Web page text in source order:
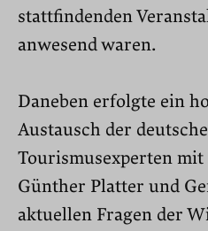
stattfindenden
anwesend waren.
Daneben erfolgte ein
Austausch der
Tourismusexperten
Günther Platter und
aktuellen Fragen der